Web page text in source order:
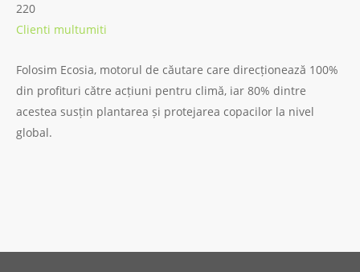
220
Clienti multumiti
Folosim Ecosia, motorul de căutare care direcționează 100%
din profituri către acțiuni pentru climă, iar 80% dintre
acestea susțin plantarea și protejarea copacilor la nivel
global.